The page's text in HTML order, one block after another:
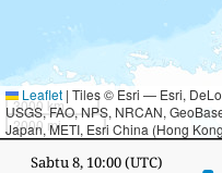
3000 km
2000 mi
Leaflet | Tiles © Esri — Esri,
USGS, FAO, NPS, NRCAN,
Japan, METI, Esri China (Hong
Sabtu 8, 23:00 (UTC)